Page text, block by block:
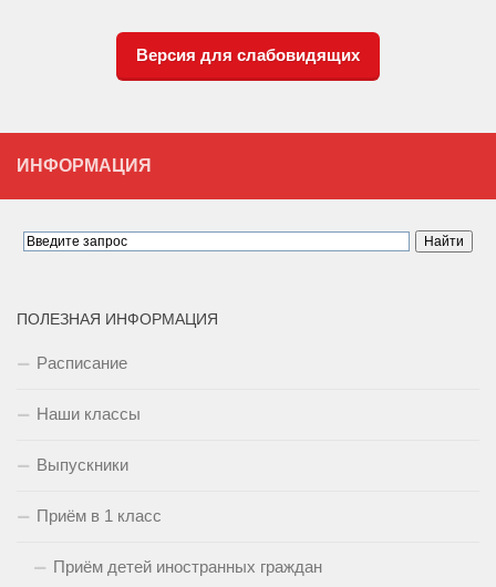
Версия для слабовидящих
ИНФОРМАЦИЯ
ПОЛЕЗНАЯ ИНФОРМАЦИЯ
Расписание
Наши классы
Выпускники
Приём в 1 класс
Приём детей иностранных граждан